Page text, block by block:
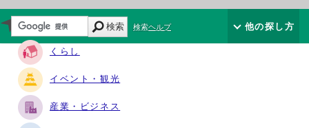
サイト・ナビ
くらし
イベント・観光
産業・ビジネス
検索 検索ヘルプ 他の探し方